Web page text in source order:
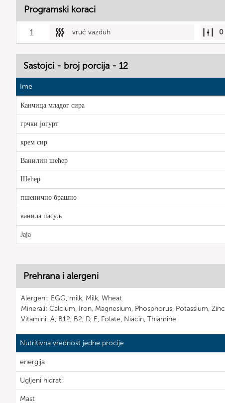
Programski koraci
1 vruć vazduh 0
Sastojci - broj porcija - 12
Ime
Канчица младог сира
грчки јогурт
крем сир
Ванилин шећер
Шећер
пшенично брашно
ванила пасуљ
Јаја
Prehrana i alergeni
Alergeni: EGG, milk, Milk, Wheat
Minerali: Calcium, Iron, Magnesium, Phosphorus, Potassium, Zinc
Vitamini: A, B12, B2, D, E, Folate, Niacin, Thiamine
Nutritivna vrednost jedne procije
energija
Ugljeni hidrati
Mast